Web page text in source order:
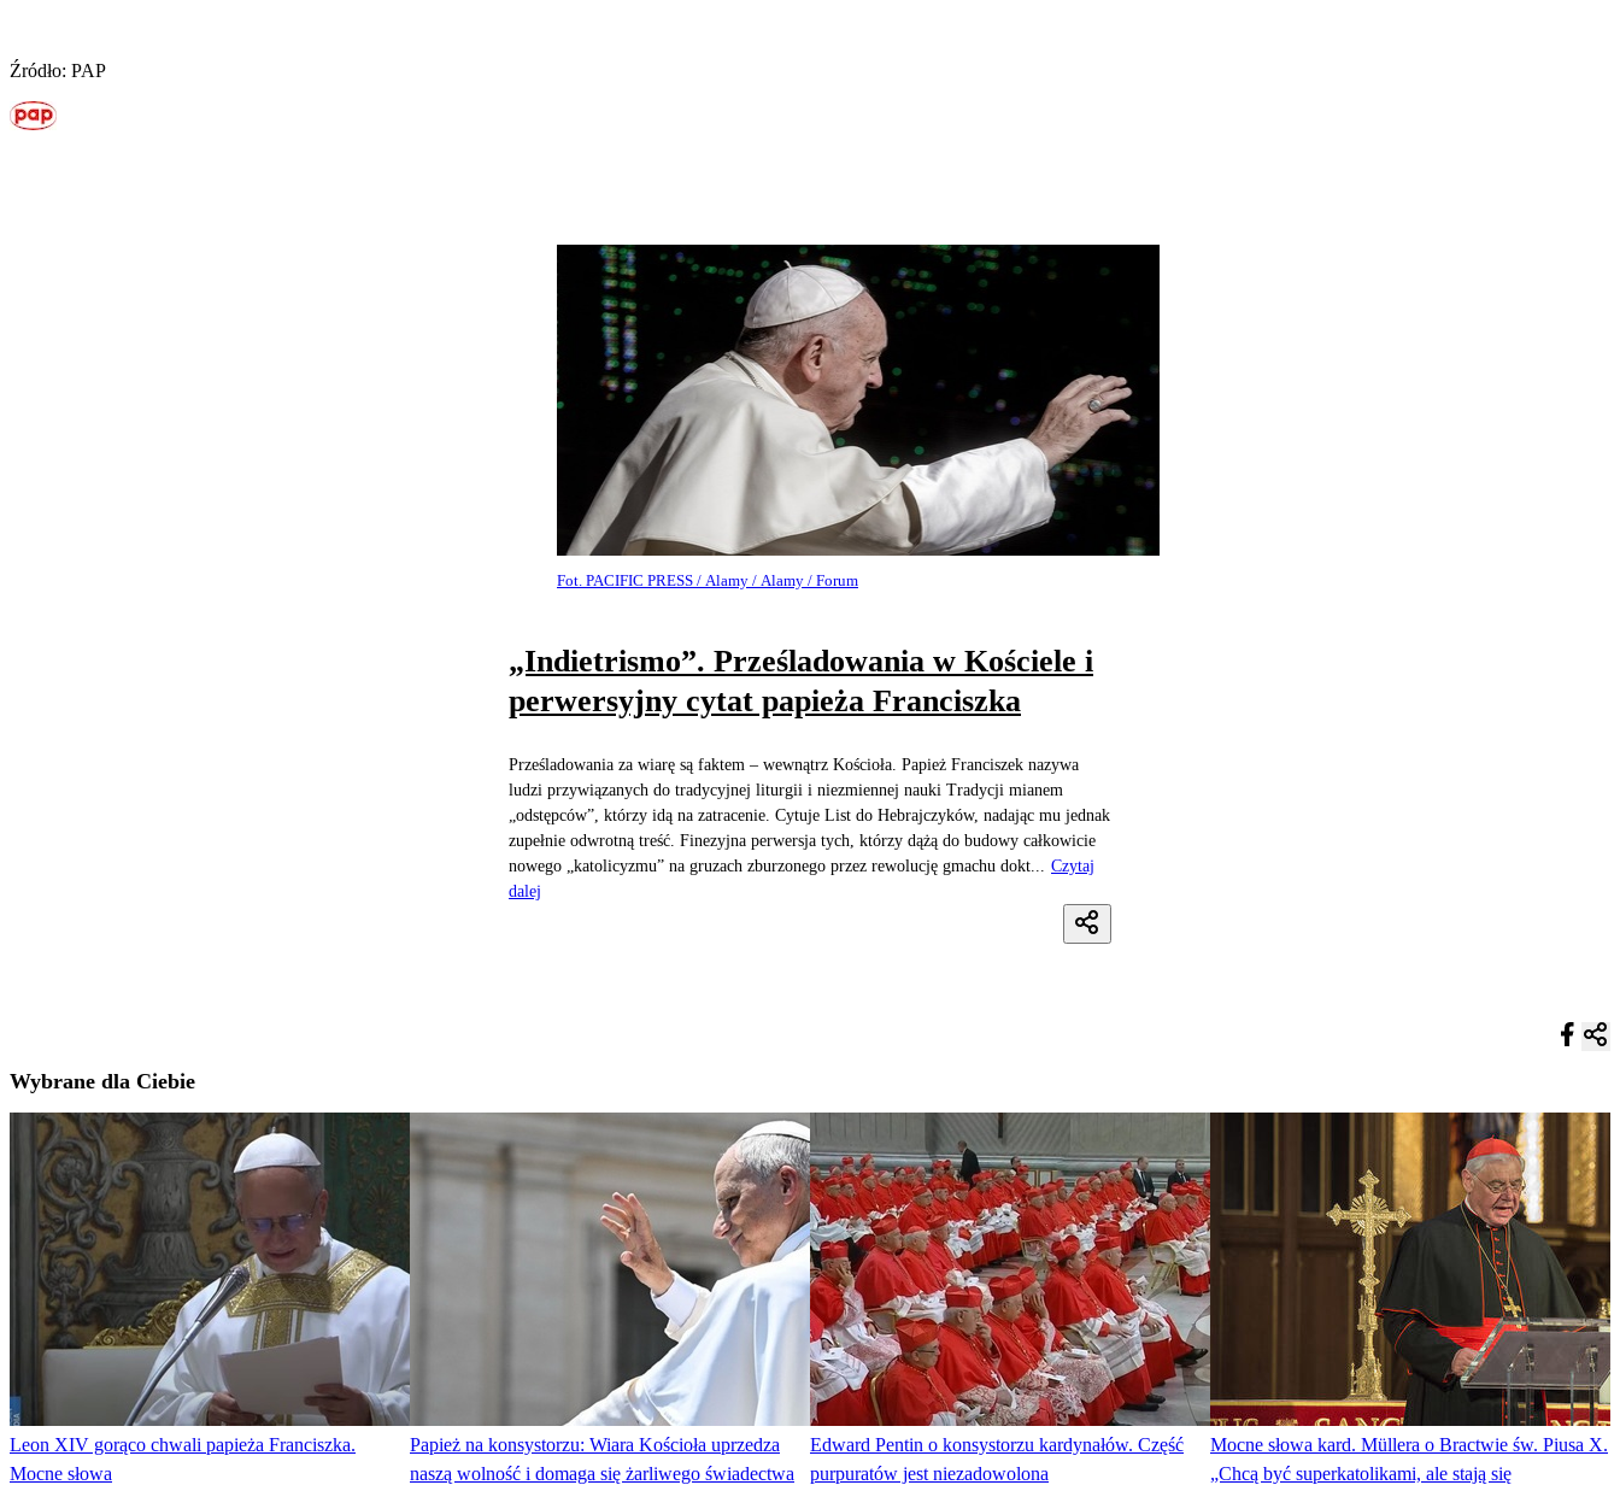
Źródło: PAP
Fot. PACIFIC PRESS / Alamy / Alamy / Forum
„Indietrismo”. Prześladowania w Kościele i
perwersyjny cytat papieża Franciszka
Prześladowania za wiarę są faktem – wewnątrz Kościoła. Papież Franciszek nazywa
ludzi przywiązanych do tradycyjnej liturgii i niezmiennej nauki Tradycji mianem
„odstępców”, którzy idą na zatracenie. Cytuje List do Hebrajczyków, nadając mu jednak
zupełnie odwrotną treść. Finezyjna perwersja tych, którzy dążą do budowy całkowicie
nowego „katolicyzmu” na gruzach zburzonego przez rewolucję gmachu dokt...
Czytaj
dalej
Wybrane dla Ciebie
Leon XIV gorąco chwali papieża Franciszka.
Mocne słowa
Papież na konsystorzu: Wiara Kościoła uprzedza
naszą wolność i domaga się żarliwego świadectwa
Edward Pentin o konsystorzu kardynałów. Część
purpuratów jest niezadowolona
Mocne słowa kard. Müllera o Bractwie św. Piusa X.
„Chcą być superkatolikami, ale stają się